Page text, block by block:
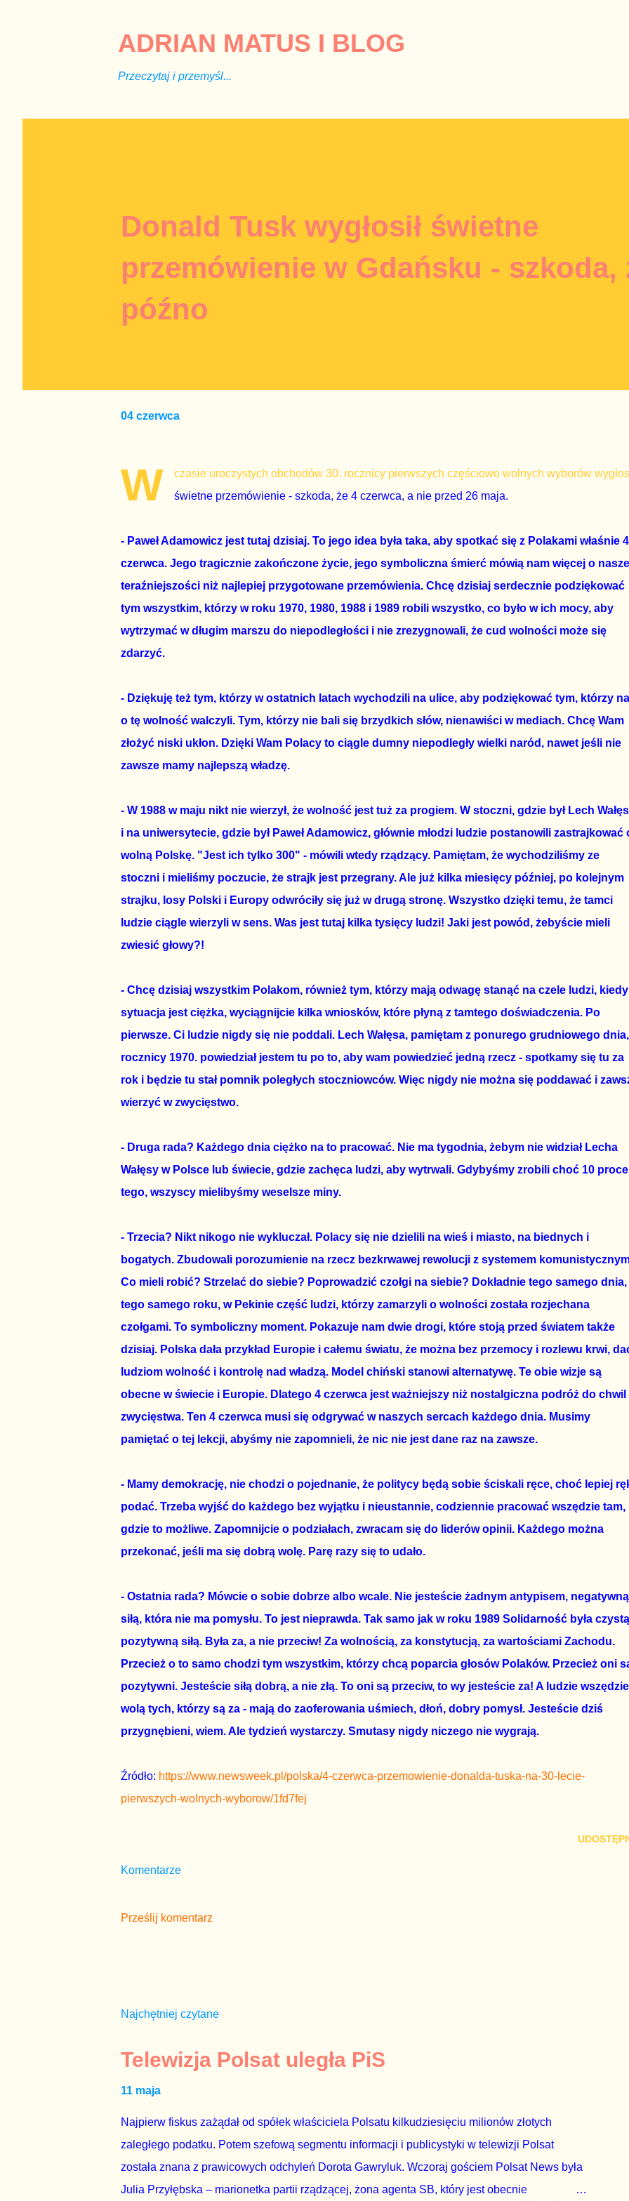
ADRIAN MATUS I BLOG
Przeczytaj i przemyśl...
Donald Tusk wygłosił świetne
przemówienie w Gdańsku - szkoda,
późno
04 czerwca
W
czasie uroczystych obchodów 30. rocznicy pierwszych częściowo wolnych wyborów
świetne przemówienie - szkoda, że 4 czerwca, a nie przed 26 maja.
- Paweł Adamowicz jest tutaj dzisiaj. To jego idea była taka, aby spotkać się z Polakami właśnie 4
czerwca. Jego tragicznie zakończone życie, jego symboliczna śmierć mówią nam więcej o
teraźniejszości niż najlepiej przygotowane przemówienia. Chcę dzisiaj serdecznie podziękować
tym wszystkim, którzy w roku 1970, 1980, 1988 i 1989 robili wszystko, co było w ich mocy, aby
wytrzymać w długim marszu do niepodległości i nie zrezygnowali, że cud wolności może się
zdarzyć.
- Dziękuję też tym, którzy w ostatnich latach wychodzili na ulice, aby podziękować tym, którzy
o tę wolność walczyli. Tym, którzy nie bali się brzydkich słów, nienawiści w mediach. Chcę Wam
złożyć niski ukłon. Dzięki Wam Polacy to ciągle dumny niepodległy wielki naród, nawet jeśli nie
zawsze mamy najlepszą władzę.
- W 1988 w maju nikt nie wierzył, że wolność jest tuż za progiem. W stoczni, gdzie był Lech
i na uniwersytecie, gdzie był Paweł Adamowicz, głównie młodzi ludzie postanowili zastrajkować
wolną Polskę. "Jest ich tylko 300" - mówili wtedy rządzący. Pamiętam, że wychodziliśmy ze
stoczni i mieliśmy poczucie, że strajk jest przegrany. Ale już kilka miesięcy później, po kolejnym
strajku, losy Polski i Europy odwróciły się już w drugą stronę. Wszystko dzięki temu, że tamci
ludzie ciągle wierzyli w sens. Was jest tutaj kilka tysięcy ludzi! Jaki jest powód, żebyście mieli
zwiesić głowy?!
- Chcę dzisiaj wszystkim Polakom, również tym, którzy mają odwagę stanąć na czele ludzi, kiedy
sytuacja jest ciężka, wyciągnijcie kilka wniosków, które płyną z tamtego doświadczenia. Po
pierwsze. Ci ludzie nigdy się nie poddali. Lech Wałęsa, pamiętam z ponurego grudniowego dnia,
rocznicy 1970. powiedział jestem tu po to, aby wam powiedzieć jedną rzecz - spotkamy się tu za
rok i będzie tu stał pomnik poległych stoczniowców. Więc nigdy nie można się poddawać i
wierzyć w zwycięstwo.
- Druga rada? Każdego dnia ciężko na to pracować. Nie ma tygodnia, żebym nie widział Lecha
Wałęsy w Polsce lub świecie, gdzie zachęca ludzi, aby wytrwali. Gdybyśmy zrobili choć 10
tego, wszyscy mielibyśmy weselsze miny.
- Trzecia? Nikt nikogo nie wykluczał. Polacy się nie dzielili na wieś i miasto, na biednych i
bogatych. Zbudowali porozumienie na rzecz bezkrwawej rewolucji z systemem
Co mieli robić? Strzelać do siebie? Poprowadzić czołgi na siebie? Dokładnie tego samego dnia,
tego samego roku, w Pekinie część ludzi, którzy zamarzyli o wolności została rozjechana
czołgami. To symboliczny moment. Pokazuje nam dwie drogi, które stoją przed światem także
dzisiaj. Polska dała przykład Europie i całemu światu, że można bez przemocy i rozlewu krwi,
ludziom wolność i kontrolę nad władzą. Model chiński stanowi alternatywę. Te obie wizje są
obecne w świecie i Europie. Dlatego 4 czerwca jest ważniejszy niż nostalgiczna podróż do chwil
zwycięstwa. Ten 4 czerwca musi się odgrywać w naszych sercach każdego dnia. Musimy
pamiętać o tej lekcji, abyśmy nie zapomnieli, że nic nie jest dane raz na zawsze.
- Mamy demokrację, nie chodzi o pojednanie, że politycy będą sobie ściskali ręce, choć lepiej
podać. Trzeba wyjść do każdego bez wyjątku i nieustannie, codziennie pracować wszędzie tam,
gdzie to możliwe. Zapomnijcie o podziałach, zwracam się do liderów opinii. Każdego można
przekonać, jeśli ma się dobrą wolę. Parę razy się to udało.
- Ostatnia rada? Mówcie o sobie dobrze albo wcale. Nie jesteście żadnym antypisem, negatywną
siłą, która nie ma pomysłu. To jest nieprawda. Tak samo jak w roku 1989 Solidarność była czystą
pozytywną siłą. Była za, a nie przeciw! Za wolnością, za konstytucją, za wartościami Zachodu.
Przecież o to samo chodzi tym wszystkim, którzy chcą poparcia głosów Polaków. Przecież oni
pozytywni. Jesteście siłą dobrą, a nie złą. To oni są przeciw, to wy jesteście za! A ludzie wszędzie
wolą tych, którzy są za - mają do zaoferowania uśmiech, dłoń, dobry pomysł. Jesteście dziś
przygnębieni, wiem. Ale tydzień wystarczy. Smutasy nigdy niczego nie wygrają.
Źródło: https://www.newsweek.pl/polska/4-czerwca-przemowienie-donalda-tuska-na-30-lecie-
pierwszych-wolnych-wyborow/1fd7fej
Komentarze
Prześlij komentarz
Najchętniej czytane
Telewizja Polsat uległa PiS
11 maja
Najpierw fiskus zażądał od spółek właściciela Polsatu kilkudziesięciu milionów złotych
zaległego podatku. Potem szefową segmentu informacji i publicystyki w telewizji Polsat
została znana z prawicowych odchyleń Dorota Gawryluk. Wczoraj gościem Polsat News była
Julia Przyłębska – marionetka partii rządzącej, żona agenta SB, który jest obecnie